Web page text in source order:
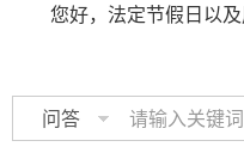
您好，法定节假日以及
问答